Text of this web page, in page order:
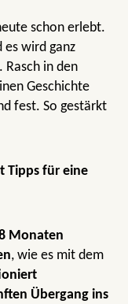
schon erlebt.
es wird ganz
in den
Geschichte
fest. So gestärkt
Tipps für eine
Monaten
, wie es mit dem
Übergang ins